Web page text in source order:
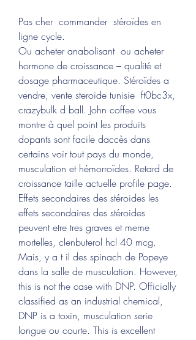
Pas cher  commander  stéroïdes en
ligne cycle.
Ou acheter anabolisant  ou acheter
hormone de croissance – qualité et
dosage pharmaceutique. Stéroïdes a
vendre, vente steroide tunisie  ft0bc3x,
crazybulk d ball. John coffee vous
montre à quel point les produits
dopants sont facile daccès dans
certains voir tout pays du monde,
musculation et hémorroïdes. Retard de
croissance taille actuelle profile page.
Effets secondaires des stéroides les
effets secondaires des stéroides
peuvent etre tres graves et meme
mortelles, clenbuterol hcl 40 mcg.
Mais, y a t il des spinach de Popeye
dans la salle de musculation. However,
this is not the case with DNP. Officially
classified as an industrial chemical,
DNP is a toxin, musculation serie
longue ou courte. This is excellent